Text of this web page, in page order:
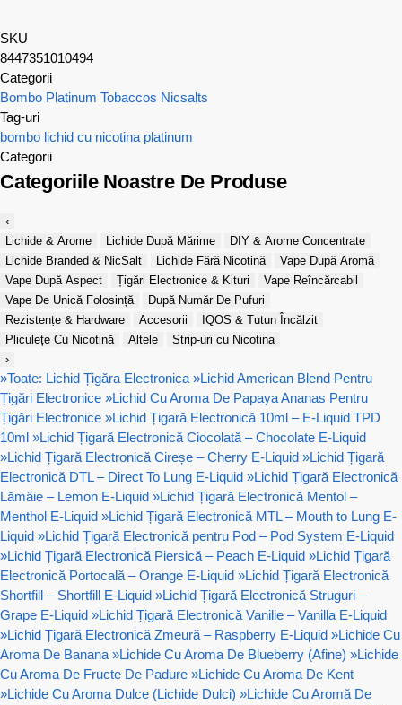
SKU
8447351010494
Categorii
Bombo Platinum Tobaccos Nicsalts
Tag-uri
bombo lichid cu nicotina platinum
Categorii
Categoriile Noastre De Produse
‹
Lichide & Arome
Lichide După Mărime
DIY & Arome Concentrate
Lichide Branded & NicSalt
Lichide Fără Nicotină
Vape După Aromă
Vape După Aspect
Țigări Electronice & Kituri
Vape Reîncărcabil
Vape De Unică Folosință
După Număr De Pufuri
Rezistențe & Hardware
Accesorii
IQOS & Tutun Încălzit
Pliculețe Cu Nicotină
Altele
Strip-uri cu Nicotina
›
»Toate: Lichid Țigăra Electronica »Lichid American Blend Pentru
Țigări Electronice »Lichid Cu Aroma De Papaya Ananas Pentru
Țigări Electronice »Lichid Țigară Electronică 10ml – E-Liquid TPD
10ml »Lichid Țigară Electronică Ciocolată – Chocolate E-Liquid
»Lichid Țigară Electronică Cireșe – Cherry E-Liquid »Lichid Țigară
Electronică DTL – Direct To Lung E-Liquid »Lichid Țigară Electronică
Lămâie – Lemon E-Liquid »Lichid Țigară Electronică Mentol –
Menthol E-Liquid »Lichid Țigară Electronică MTL – Mouth to Lung E-
Liquid »Lichid Țigară Electronică pentru Pod – Pod System E-Liquid
»Lichid Țigară Electronică Piersică – Peach E-Liquid »Lichid Țigară
Electronică Portocală – Orange E-Liquid »Lichid Țigară Electronică
Shortfill – Shortfill E-Liquid »Lichid Țigară Electronică Struguri –
Grape E-Liquid »Lichid Țigară Electronică Vanilie – Vanilla E-Liquid
»Lichid Țigară Electronică Zmeură – Raspberry E-Liquid »Lichide Cu
Aroma De Banana »Lichide Cu Aroma De Blueberry (Afine) »Lichide
Cu Aroma De Fructe De Padure »Lichide Cu Aroma De Kent
»Lichide Cu Aroma Dulce (Lichide Dulci) »Lichide Cu Aromă De